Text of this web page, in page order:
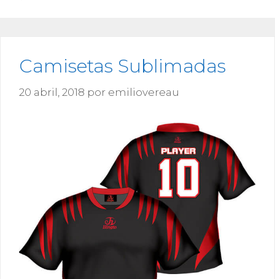
Camisetas Sublimadas
20 abril, 2018 por emiliovereau